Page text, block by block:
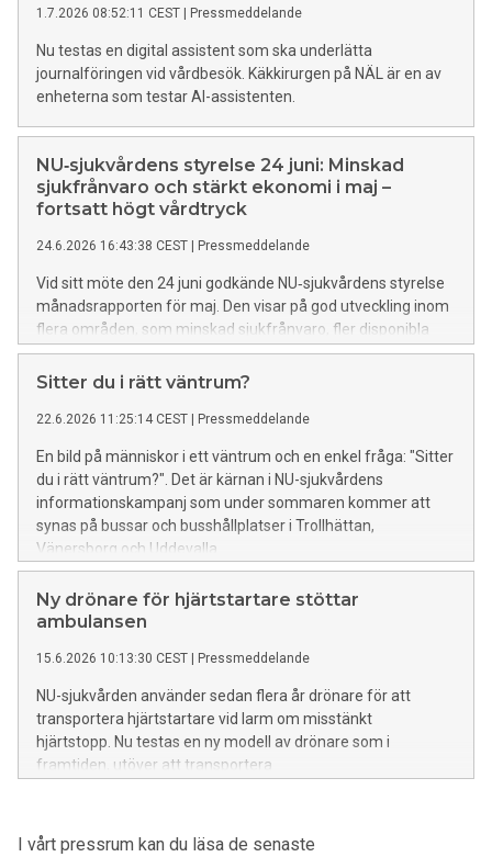
1.7.2026 08:52:11 CEST Pressmeddelande
Nu testas en digital assistent som ska underlätta
journalföringen vid vårdbesök. Käkkirurgen på NÄL är en av
enheterna som testar AI-assistenten.
NU‑sjukvårdens styrelse 24 juni: Minskad
sjukfrånvaro och stärkt ekonomi i maj –
fortsatt högt vårdtryck
24.6.2026 16:43:38 CEST Pressmeddelande
Vid sitt möte den 24 juni godkände NU‑sjukvårdens styrelse
månadsrapporten för maj. Den visar på god utveckling inom
flera områden, som minskad sjukfrånvaro, fler disponibla
vårdplatser och en positiv trend för ekonomin. Samtidigt är
belastningen på vården fortsatt hög.
Sitter du i rätt väntrum?
22.6.2026 11:25:14 CEST Pressmeddelande
En bild på människor i ett väntrum och en enkel fråga: "Sitter
du i rätt väntrum?". Det är kärnan i NU-sjukvårdens
informationskampanj som under sommaren kommer att
synas på bussar och busshållplatser i Trollhättan,
Vänersborg och Uddevalla.
Ny drönare för hjärtstartare stöttar
ambulansen
15.6.2026 10:13:30 CEST Pressmeddelande
NU-sjukvården använder sedan flera år drönare för att
transportera hjärtstartare vid larm om misstänkt
hjärtstopp. Nu testas en ny modell av drönare som i
framtiden, utöver att transportera
I vårt pressrum kan du läsa de senaste